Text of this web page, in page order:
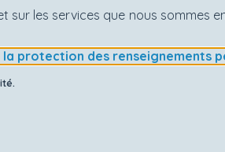
les services que nous sommes
la protection des renseignements